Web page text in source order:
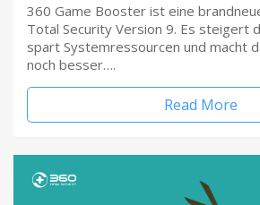
360 Game Booster ist eine
Total Security Version 9. Es steigert
spart Systemressourcen und macht
noch besser….
Read More